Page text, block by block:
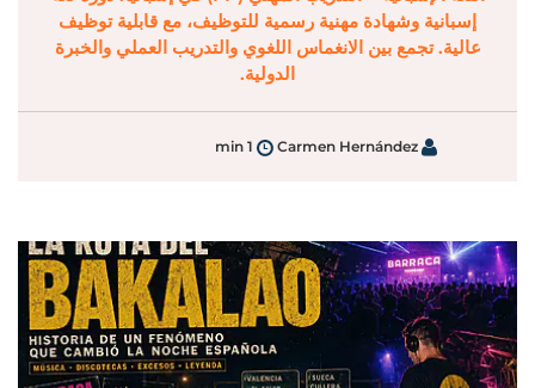
إسبانية وشهادة مهنية رسمية للتوظيف، مع قابلية توظيف
عالية. تجمع بين الانغماس اللغوي والتدريب العملي والخبرة
الدولية.
Carmen Hernández